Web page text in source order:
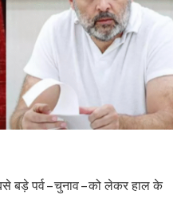
पर्व – चुनाव – को लेकर हाल के